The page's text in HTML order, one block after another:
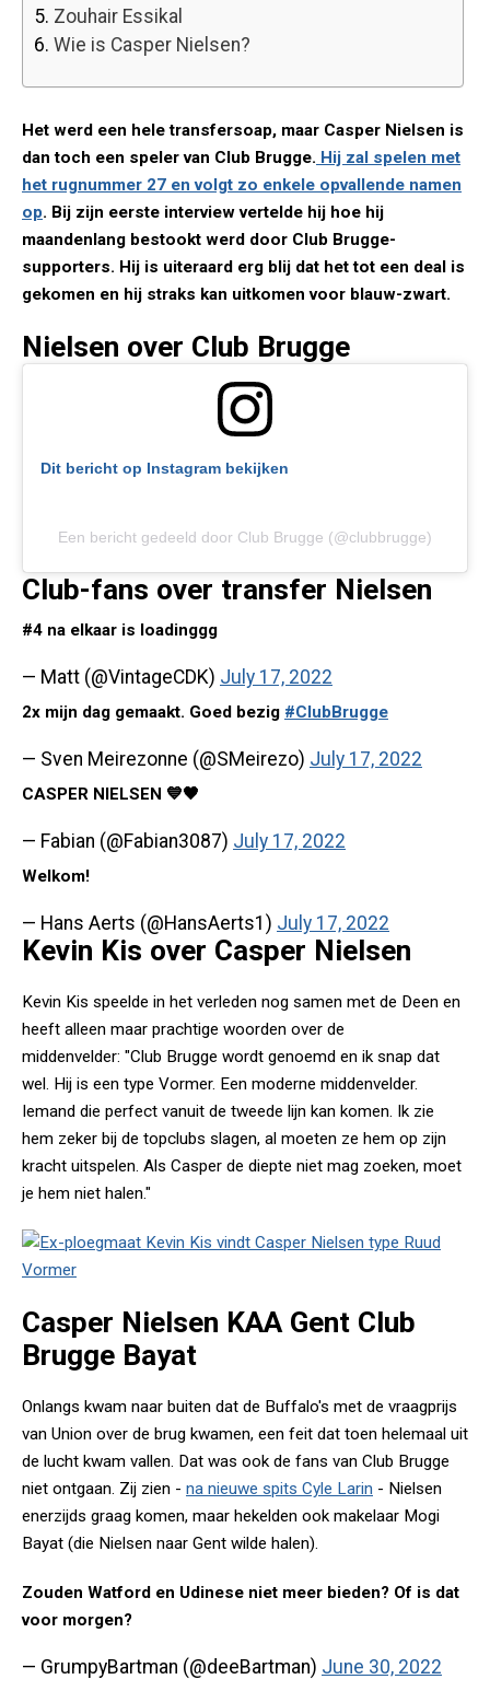
5. Zouhair Essikal
6. Wie is Casper Nielsen?
Het werd een hele transfersoap, maar Casper Nielsen is
dan toch een speler van Club Brugge. Hij zal spelen met
het rugnummer 27 en volgt zo enkele opvallende namen
op. Bij zijn eerste interview vertelde hij hoe hij
maandenlang bestookt werd door Club Brugge-
supporters. Hij is uiteraard erg blij dat het tot een deal is
gekomen en hij straks kan uitkomen voor blauw-zwart.
Nielsen over Club Brugge
Dit bericht op Instagram bekijken
Een bericht gedeeld door Club Brugge (@clubbrugge)
Club-fans over transfer Nielsen
#4 na elkaar is loadinggg
— Matt (@VintageCDK) July 17, 2022
2x mijn dag gemaakt. Goed bezig #ClubBrugge
— Sven Meirezonne (@SMeirezo) July 17, 2022
CASPER NIELSEN 💙🖤
— Fabian (@Fabian3087) July 17, 2022
Welkom!
— Hans Aerts (@HansAerts1) July 17, 2022
Kevin Kis over Casper Nielsen
Kevin Kis speelde in het verleden nog samen met de Deen en
heeft alleen maar prachtige woorden over de
middenvelder: "Club Brugge wordt genoemd en ik snap dat
wel. Hij is een type Vormer. Een moderne middenvelder.
Iemand die perfect vanuit de tweede lijn kan komen. Ik zie
hem zeker bij de topclubs slagen, al moeten ze hem op zijn
kracht uitspelen. Als Casper de diepte niet mag zoeken, moet
je hem niet halen."
Casper Nielsen KAA Gent Club
Brugge Bayat
Onlangs kwam naar buiten dat de Buffalo's met de vraagprijs
van Union over de brug kwamen, een feit dat toen helemaal uit
de lucht kwam vallen. Dat was ook de fans van Club Brugge
niet ontgaan. Zij zien - na nieuwe spits Cyle Larin - Nielsen
enerzijds graag komen, maar hekelden ook makelaar Mogi
Bayat (die Nielsen naar Gent wilde halen).
Zouden Watford en Udinese niet meer bieden? Of is dat
voor morgen?
— GrumpyBartman (@deeBartman) June 30, 2022